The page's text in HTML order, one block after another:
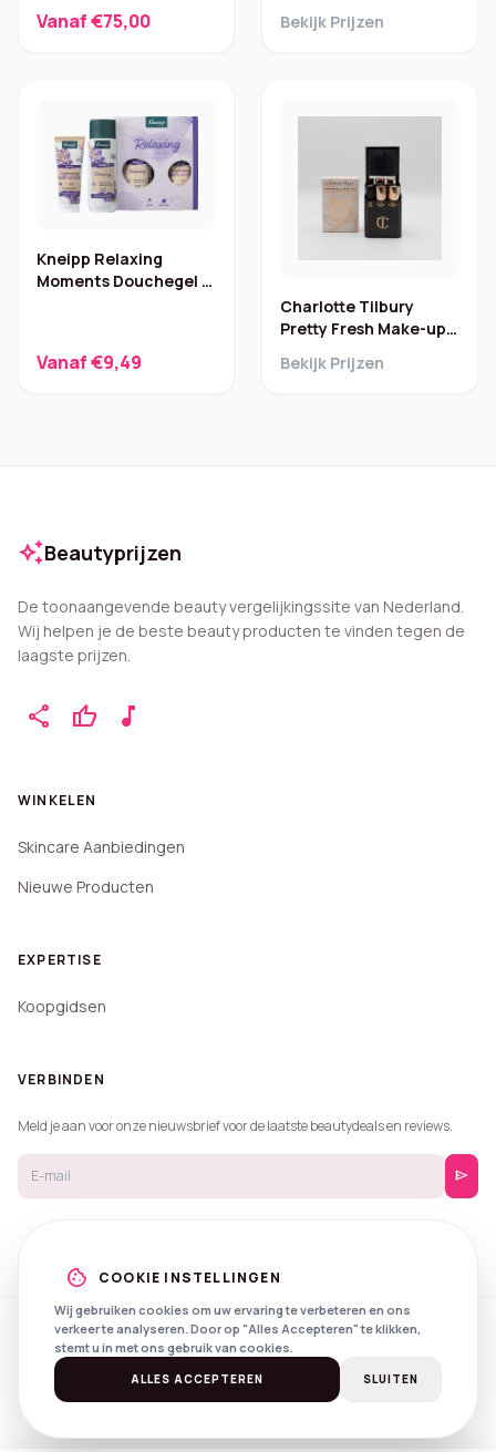
Vanaf €75,00 Bekijk Prijzen
Kneipp Relaxing
Moments Douchegel &
Vanaf €9,49
Charlotte Tilbury
Pretty Fresh Make-up
Bekijk Prijzen
auto_awesomeBeautyprijzen
De toonaangevende beauty vergelijkingssite van Nederland.
Wij helpen je de beste beauty producten te vinden tegen de
laagste prijzen.
share thumb_up music_note
WINKELEN
Skincare Aanbiedingen
Nieuwe Producten
EXPERTISE
Koopgidsen
VERBINDEN
Meld je aan voor onze nieuwsbrief voor de laatste beautydeals en reviews.
send
© 2026 Beautyprijzen.
Created with
byNXS Digital
SpotlightsPrivacyVoorwaarden
cookie COOKIE INSTELLINGEN
Wij gebruiken cookies om uw ervaring te verbeteren en ons
verkeer te analyseren. Door op "Alles Accepteren" te klikken,
stemt u in met ons gebruik van cookies.
ALLES ACCEPTEREN SLUITEN